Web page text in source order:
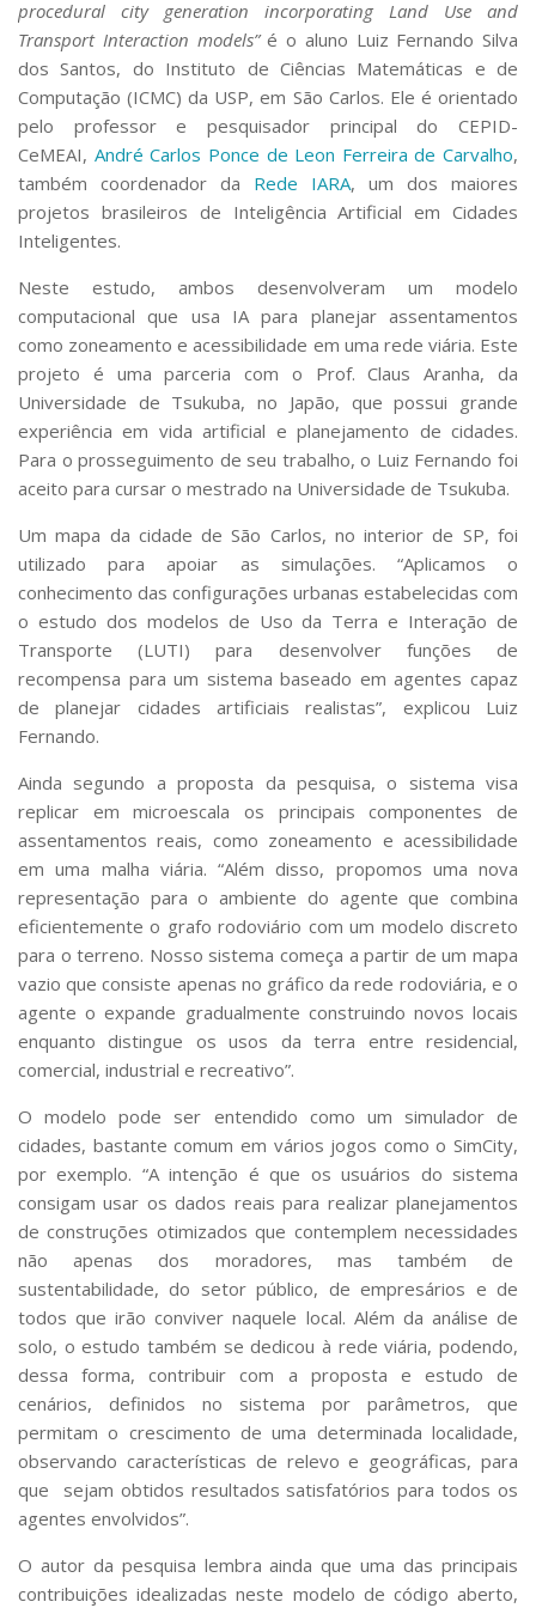
Serviços
Bibliotecas
Apoio ao Estudante
Segurança, Trânsito e Prevenção
RH, Administrativo e Financeiro
Outros serviços
Comunicação
Assessorias e Mídias
Aplicativos e Sites
Agenda de Eventos
Defesa de Teses
procedural city generation incorporating Land Use and
Transport Interaction models”é o aluno Luiz Fernando Silva
dos Santos, do Instituto de Ciências Matemáticas e de
Computação (ICMC) da USP, em São Carlos. Ele é orientado
pelo professor e pesquisador principal do CEPID-
CeMEAI, André Carlos Ponce de Leon Ferreira de Carvalho,
também coordenador da Rede IARA, um dos maiores
projetos brasileiros de Inteligência Artificial em Cidades
Inteligentes.
Neste estudo, ambos desenvolveram um modelo
computacional que usa IA para planejar assentamentos
como zoneamento e acessibilidade em uma rede viária. Este
projeto é uma parceria com o Prof. Claus Aranha, da
Universidade de Tsukuba, no Japão, que possui grande
experiência em vida artificial e planejamento de cidades.
Para o prosseguimento de seu trabalho, o Luiz Fernando foi
aceito para cursar o mestrado na Universidade de Tsukuba.
Um mapa da cidade de São Carlos, no interior de SP, foi
utilizado para apoiar as simulações. “Aplicamos o
conhecimento das configurações urbanas estabelecidas com
o estudo dos modelos de Uso da Terra e Interação de
Transporte (LUTI) para desenvolver funções de
recompensa para um sistema baseado em agentes capaz
de planejar cidades artificiais realistas”, explicou Luiz
Fernando.
Ainda segundo a proposta da pesquisa, o sistema visa
replicar em microescala os principais componentes de
assentamentos reais, como zoneamento e acessibilidade
em uma malha viária. “Além disso, propomos uma nova
representação para o ambiente do agente que combina
eficientemente o grafo rodoviário com um modelo discreto
para o terreno. Nosso sistema começa a partir de um mapa
vazio que consiste apenas no gráfico da rede rodoviária, e o
agente o expande gradualmente construindo novos locais
enquanto distingue os usos da terra entre residencial,
comercial, industrial e recreativo”.
O modelo pode ser entendido como um simulador de
cidades, bastante comum em vários jogos como o SimCity,
por exemplo. “A intenção é que os usuários do sistema
consigam usar os dados reais para realizar planejamentos
de construções otimizados que contemplem necessidades
não apenas dos moradores, mas também de
sustentabilidade, do setor público, de empresários e de
todos que irão conviver naquele local. Além da análise de
solo, o estudo também se dedicou à rede viária, podendo,
dessa forma, contribuir com a proposta e estudo de
cenários, definidos no sistema por parâmetros, que
permitam o crescimento de uma determinada localidade,
observando características de relevo e geográficas, para
que sejam obtidos resultados satisfatórios para todos os
agentes envolvidos”.
O autor da pesquisa lembra ainda que uma das principais
contribuições idealizadas neste modelo de código aberto,